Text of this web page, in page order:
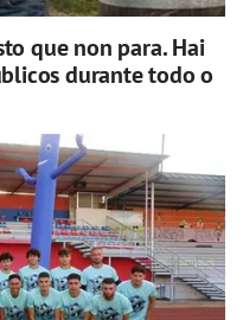
que non para. Hai
durante todo o